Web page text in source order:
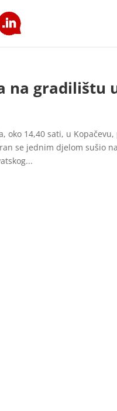
na gradilištu
oko 14,40 sati, u
se jednim djelom sušio